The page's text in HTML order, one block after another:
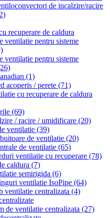
de incalzire/racire
recuperare de caldura
ventilatie pentru sisteme
ventilatie pentru sisteme
(1)
acoperis / perete (71)
cu recuperare de caldura
(69)
/ racire / umidificare (20)
ventilatie (39)
de ventilatie (20)
de ventilatie (65)
ventilatie cu recuperare (78)
caldura (7)
semirigida (6)
ventilatie IsoPipe (64)
ventilatie centralizata (4)
de ventilatie centralizata (27)